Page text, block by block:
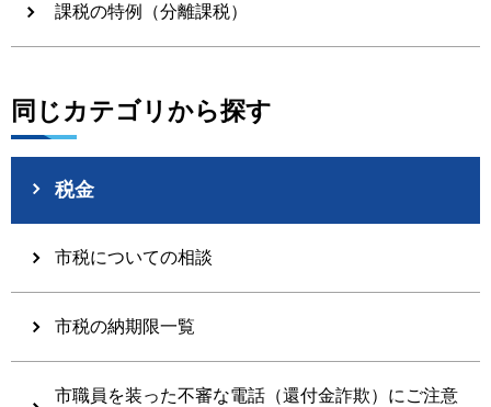
課税の特例（分離課税）
同じカテゴリから探す
税金
市税についての相談
市税の納期限一覧
市職員を装った不審な電話（還付金詐欺）にご注意